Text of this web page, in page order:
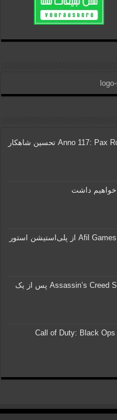
نقد و نمره بازی Anno 117: Pax Romana تحسین شاهکار
قفل دنوو بازی Assassin’s Creed Shadows پس از یک